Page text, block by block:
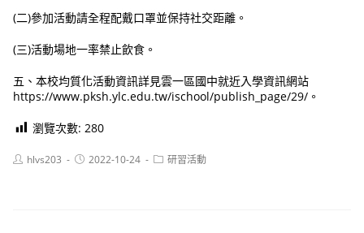
(二)參加活動請全程配戴口罩並保持社交距離。
(三)活動場地一率禁止飲食。
五、本校均質化活動資訊詳見雲一區國中就近入學資訊網站
https://www.pksh.ylc.edu.tw/ischool/publish_page/29/。
瀏覽次數: 280
Posthlvs203
Post2022-10-24
Post研習活動